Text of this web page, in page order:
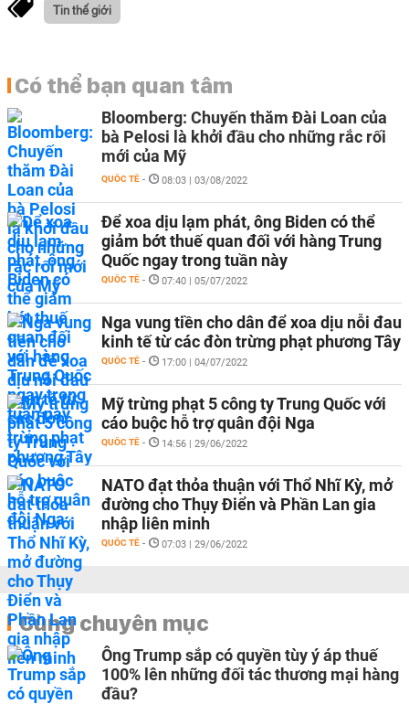
Tin thế giới
Có thể bạn quan tâm
Bloomberg: Chuyến thăm Đài Loan của
bà Pelosi là khởi đầu cho những rắc rối
mới của Mỹ
QUỐC TẾ - 08:03 | 03/08/2022
Để xoa dịu lạm phát, ông Biden có thể
giảm bớt thuế quan đối với hàng Trung
Quốc ngay trong tuần này
QUỐC TẾ - 07:40 | 05/07/2022
Nga vung tiền cho dân để xoa dịu nỗi đau
kinh tế từ các đòn trừng phạt phương Tây
QUỐC TẾ - 17:00 | 04/07/2022
Mỹ trừng phạt 5 công ty Trung Quốc với
cáo buộc hỗ trợ quân đội Nga
QUỐC TẾ - 14:56 | 29/06/2022
NATO đạt thỏa thuận với Thổ Nhĩ Kỳ, mở
đường cho Thụy Điển và Phần Lan gia
nhập liên minh
QUỐC TẾ - 07:03 | 29/06/2022
Cùng chuyên mục
Ông Trump sắp có quyền tùy ý áp thuế
100% lên những đối tác thương mại hàng
đầu?